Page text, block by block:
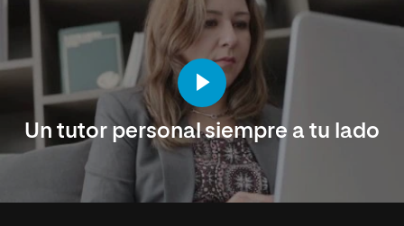
Un tutor personal siempre a tu lado